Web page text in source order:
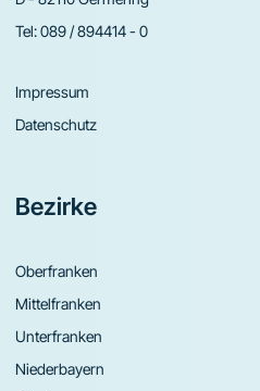
Tel:089 / 894414 - 0
Impressum
Datenschutz
Bezirke
Oberfranken
Mittelfranken
Unterfranken
Niederbayern